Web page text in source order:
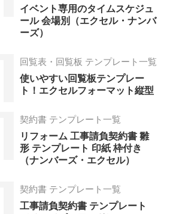
イベント専用のタイムスケジュ
ール 会場別（エクセル・ナンバ
ーズ）
回覧表・回覧板 テンプレート一覧
使いやすい回覧板テンプレー
ト！エクセルフォーマット縦型
契約書 テンプレート一覧
リフォーム 工事請負契約書 雛
形 テンプレート 印紙 枠付き
（ナンバーズ・エクセル）
契約書 テンプレート一覧
工事請負契約書 テンプレート